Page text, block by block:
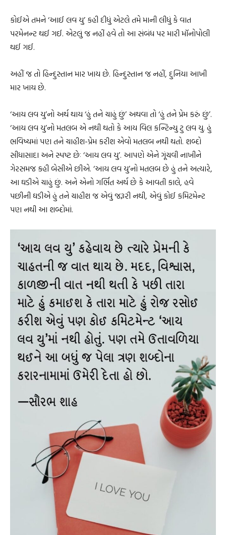
કોઈએ તમને ‘આઈ લવ યુ’ કહી દીધું એટલે તમે માની લીધું કે વાત
પરમેનન્ટ થઈ ગઈ. એટલું જ નહીં હવે તો આ સંબંધ પર મારી મૉનોપોલી
થઈ ગઈ.
અહીં જ તો હિન્દુસ્તાન માર ખાય છે. હિન્દુસ્તાન જ નહીં, દુનિયા આખી
માર ખાય છે.
‘આય લવ યુ’નો અર્થ થાય ‘હું તને ચાહું છું’ અથવા તો ‘હું તને પ્રેમ કરું છું’.
‘આય લવ યુ’નો મતલબ એ નથી થતો કે આય વિલ કન્ટિન્યુ ટુ લવ યુ. હું
ભવિષ્યમાં પણ તને ચાહીશ-પ્રેમ કરીશ એવો મતલબ નથી થતો. શબ્દો
સીધાસાદા અને સ્પષ્ટ છેઃ ‘આય લવ યુ’. આપણે એને ગૂંચવી નાખીને
ગેરસમજ કહી બેસીએ છીએ. ‘આય લવ યુ’નો મતલબ છે હું તને અત્યારે,
આ ઘડીએ ચાહું છું. અને એનો ગર્ભિત અર્થ છે કે આવતી કાલે, હવે
પછીની ઘડીએ હું તને ચાહીશ જ એવું જરૂરી નથી, એવું કોઈ કમિટમેન્ટ
પણ નથી આ શબ્દોમાં.